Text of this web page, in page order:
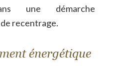
une
démarche
recentrage.
énergétique